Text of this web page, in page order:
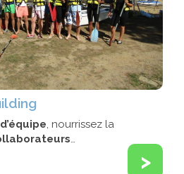
, nourrissez la
…
>